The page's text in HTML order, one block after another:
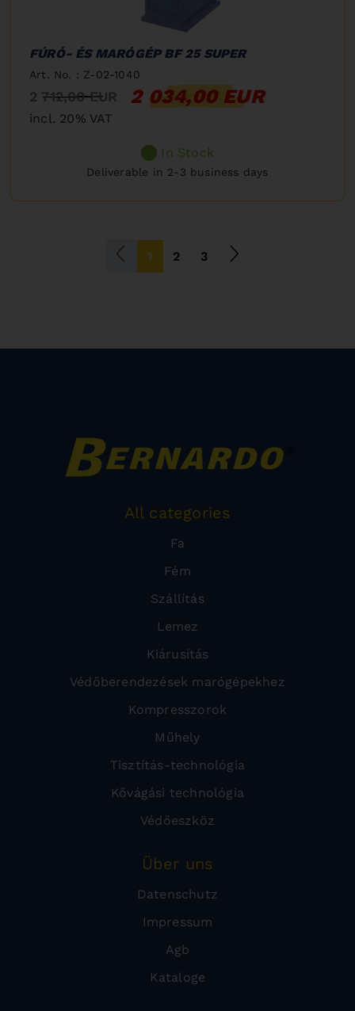
FÚRÓ- ÉS MARÓGÉP BF 25 SUPER
Art. No. : Z-02-1040
2 712,00 EUR 2 034,00 EUR
incl. 20% VAT
In Stock
Deliverable in 2-3 business days
1 (current)
2 3
All categories
Fa
Fém
Szállítás
Lemez
Kiárusítás
Védőberendezések marógépekhez
Kompresszorok
Műhely
Tisztítás-technológia
Kővágási technológia
Védőeszköz
Über uns
Datenschutz
Impressum
Agb
Kataloge